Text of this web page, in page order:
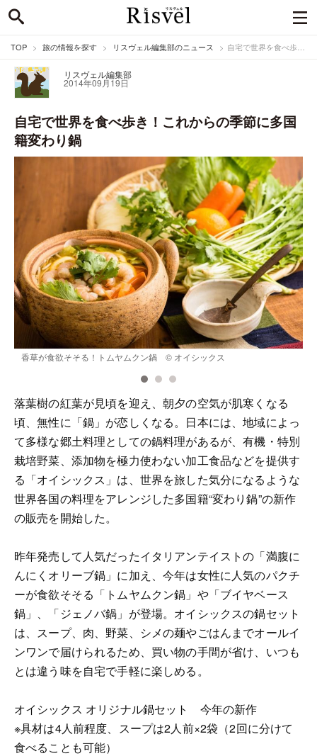
TOP 旅の情報を探す リスヴェル編集部のニュース 自宅で世界を食べ歩き！これからの季節に多国籍変わり鍋
リスヴェル編集部
2014年09月19日
自宅で世界を食べ歩き！これからの季節に多国
籍変わり鍋
香草が食欲そそる！トムヤムクン鍋 © オイシックス
落葉樹の紅葉が見頃を迎え、朝夕の空気が肌寒くなる
頃、無性に「鍋」が恋しくなる。日本には、地域によっ
て多様な郷土料理としての鍋料理があるが、有機・特別
栽培野菜、添加物を極力使わない加工食品などを提供す
る「オイシックス」は、世界を旅した気分になるような
世界各国の料理をアレンジした多国籍“変わり鍋”の新作
の販売を開始した。
昨年発売して人気だったイタリアンテイストの「満腹に
んにくオリーブ鍋」に加え、今年は女性に人気のパクチ
ーが食欲そそる「トムヤムクン鍋」や「ブイヤベース
鍋」、「ジェノバ鍋」が登場。オイシックスの鍋セット
は、スープ、肉、野菜、シメの麺やごはんまでオールイ
ンワンで届けられるため、買い物の手間が省け、いつも
とは違う味を自宅で手軽に楽しめる。
オイシックス オリジナル鍋セット 今年の新作
※具材は4人前程度、スープは2人前×2袋（2回に分けて
食べることも可能）